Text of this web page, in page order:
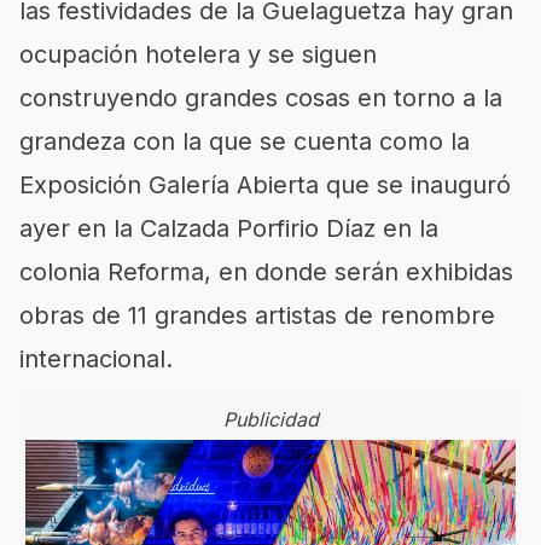
las festividades de la Guelaguetza hay gran
ocupación hotelera y se siguen
construyendo grandes cosas en torno a la
grandeza con la que se cuenta como la
Exposición Galería Abierta que se inauguró
ayer en la Calzada Porfirio Díaz en la
colonia Reforma, en donde serán exhibidas
obras de 11 grandes artistas de renombre
internacional.
Publicidad